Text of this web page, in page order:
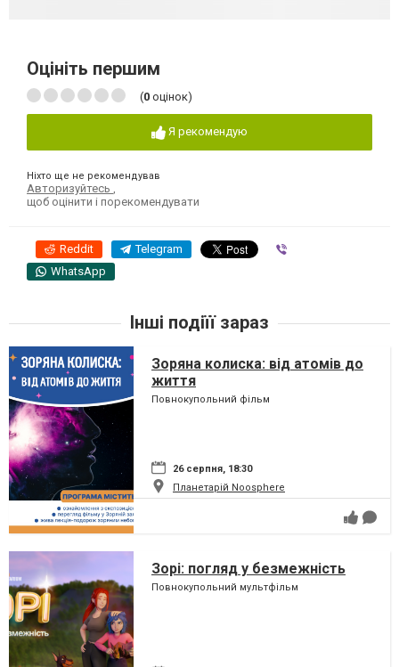
Оцініть першим
(0 оцінок)
Я рекомендую
Ніхто ще не рекомендував
Авторизуйтесь
щоб оцінити і порекомендувати
Reddit Telegram
WhatsApp
Інші подіїї зараз
Зоряна колиска: від атомів до
життя
Повнокупольний фільм
26 серпня, 18:30
Планетарій Noosphere
Зорі: погляд у безмежність
Повнокупольний мультфільм